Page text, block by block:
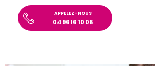
APPELEZ-NOUS
04 96 16 10 06